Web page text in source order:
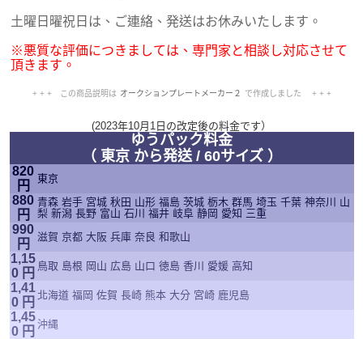
土曜日曜祝日は、ご連絡、発送はお休みいたします。
※悪質な評価につきましては、専門家と相談し対応させて
頂きます。
+ + + この商品説明は オークションプレートメーカー２
で作成しました + + +
(2023年10月1日の改定後の料金です）
ゆうパック料金
（ 東京 から発送 / 60サイズ ）
820
円
東京
880
円
青森 岩手 宮城 秋田 山形 福島 茨城 栃木 群馬 埼玉 千葉 神奈川 山
梨 新潟 長野 富山 石川 福井 岐阜 静岡 愛知 三重
990
円
滋賀 京都 大阪 兵庫 奈良 和歌山
1,15
0 円
鳥取 島根 岡山 広島 山口 徳島 香川 愛媛 高知
1,41
0 円
北海道 福岡 佐賀 長崎 熊本 大分 宮崎 鹿児島
1,45
0 円
沖縄